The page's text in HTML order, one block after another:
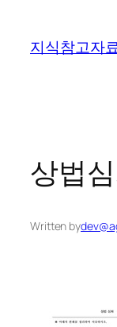
지식참고자
상법
Written by